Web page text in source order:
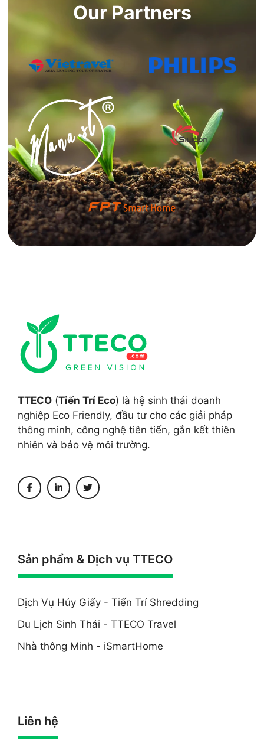
Our Partners
TTECO (Tiến Trí Eco) là hệ sinh thái doanh
nghiệp Eco Friendly, đầu tư cho các giải pháp
thông minh, công nghệ tiên tiến, gắn kết thiên
nhiên và bảo vệ môi trường.
Sản phẩm & Dịch vụ TTECO
Dịch Vụ Hủy Giấy - Tiến Trí Shredding
Du Lịch Sinh Thái - TTECO Travel
Nhà thông Minh - iSmartHome
Liên hệ